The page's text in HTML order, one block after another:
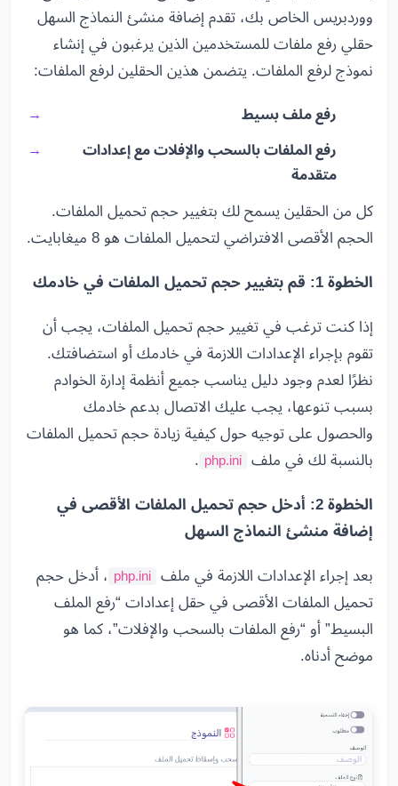
ووردبريس الخاص بك، تقدم إضافة منشئ النماذج السهل
حقلي رفع ملفات للمستخدمين الذين يرغبون في إنشاء
نموذج لرفع الملفات. يتضمن هذين الحقلين لرفع الملفات:
رفع ملف بسيط
رفع الملفات بالسحب والإفلات مع إعدادات
متقدمة
كل من الحقلين يسمح لك بتغيير حجم تحميل الملفات.
الحجم الأقصى الافتراضي لتحميل الملفات هو 8 ميغابايت.
الخطوة 1: قم بتغيير حجم تحميل الملفات في خادمك
إذا كنت ترغب في تغيير حجم تحميل الملفات، يجب أن
تقوم بإجراء الإعدادات اللازمة في خادمك أو استضافتك.
نظرًا لعدم وجود دليل يناسب جميع أنظمة إدارة الخوادم
بسبب تنوعها، يجب عليك الاتصال بدعم خادمك
والحصول على توجيه حول كيفية زيادة حجم تحميل الملفات
بالنسبة لك في ملف
php.ini
.
الخطوة 2: أدخل حجم تحميل الملفات الأقصى في
إضافة منشئ النماذج السهل
بعد إجراء الإعدادات اللازمة في ملف php.ini ، أدخل حجم
تحميل الملفات الأقصى في حقل إعدادات “رفع الملف
البسيط” أو “رفع الملفات بالسحب والإفلات”، كما هو
موضح أدناه.